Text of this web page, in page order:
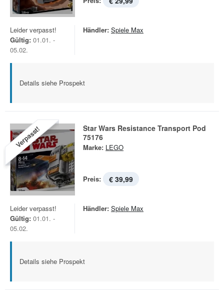
Leider verpasst!
Gültig: 01.01. -
05.02.
Händler: Spiele Max
Details siehe Prospekt
Verpasst!
Star Wars Resistance Transport Pod
75176
Marke: LEGO
Preis: € 39,99
Leider verpasst!
Gültig: 01.01. -
05.02.
Händler: Spiele Max
Details siehe Prospekt